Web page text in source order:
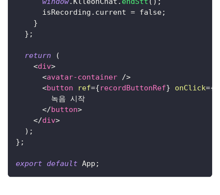
      isRecording
. current = false;
}
} ;
return
(
<div>
<avatar-container />
<button ref={recordButtonRef} onClick={
        녹음 시작
</button>
</div>
) ;
} ;
export default App ;